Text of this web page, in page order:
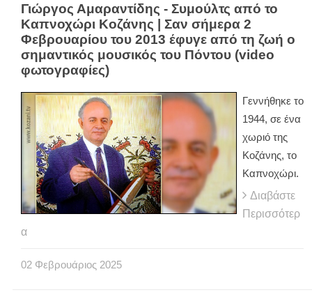
Γιώργος Αμαραντίδης - Συμούλτς από το
Καπνοχώρι Κοζάνης | Σαν σήμερα 2
Φεβρουαρίου του 2013 έφυγε από τη ζωή ο
σημαντικός μουσικός του Πόντου (video
φωτογραφίες)
Γεννήθηκε το
1944, σε ένα
χωριό της
Κοζάνης, το
Καπνοχώρι.
Διαβάστε
Περισσότερ
α
02 Φεβρουάριος 2025